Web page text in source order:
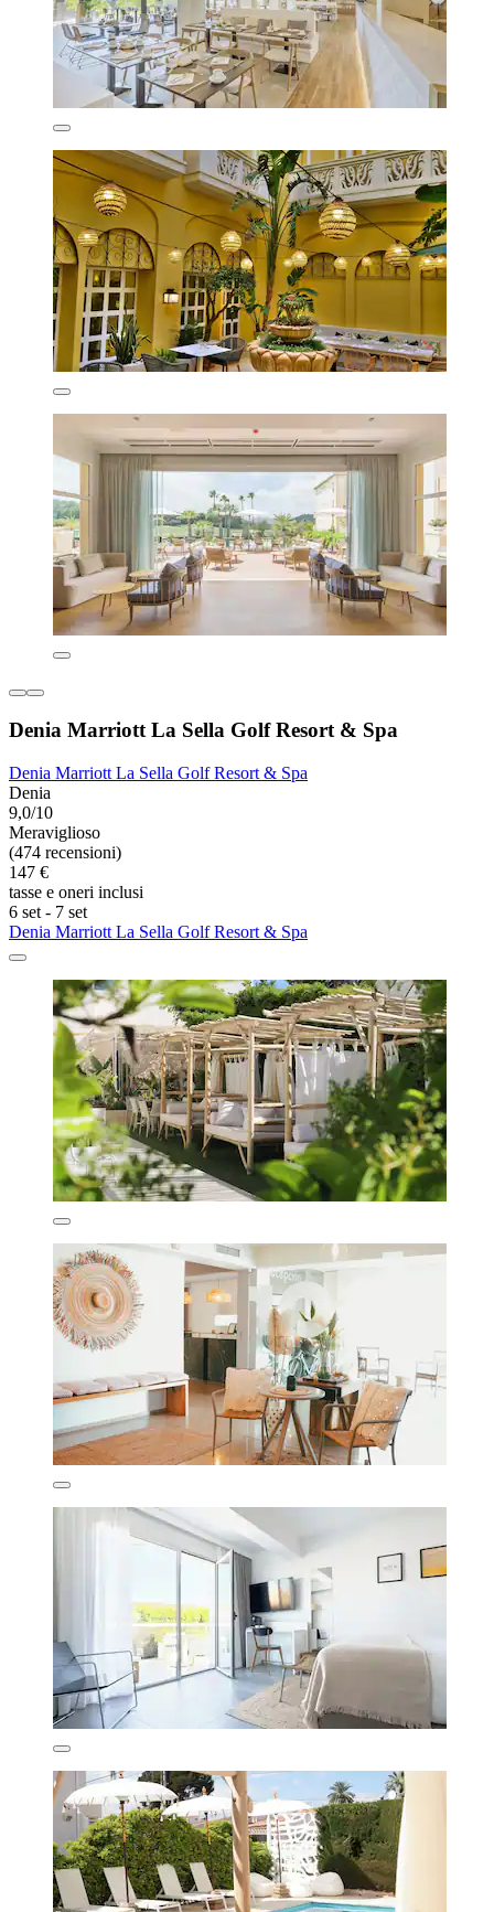
Denia Marriott La Sella Golf Resort & Spa
Denia Marriott La Sella Golf Resort & Spa
Denia
9,0/10
Meraviglioso
(474 recensioni)
147 €
tasse e oneri inclusi
6 set - 7 set
Denia Marriott La Sella Golf Resort & Spa